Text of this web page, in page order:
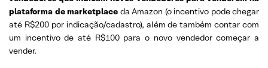
plataforma de marketplace da Amazon (o incentivo pode chegar
até R$200 por indicação/cadastro), além de também contar com
um incentivo de até R$100 para o novo vendedor começar a
vender.